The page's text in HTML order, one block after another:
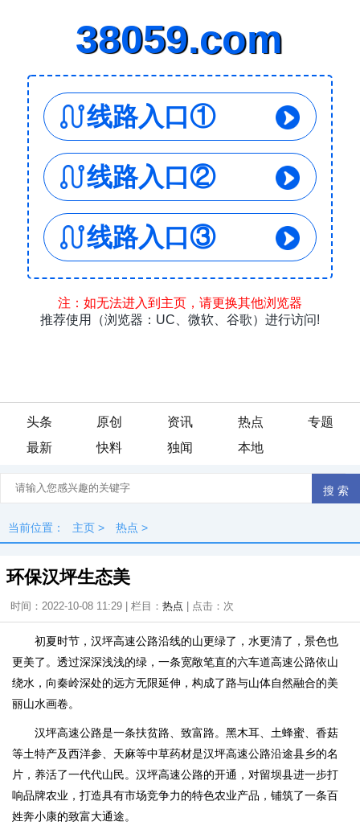
头条 原创 资讯 热点
专题
最新
快料 独闻 本地
当前位置： 主页 > 热点 >
环保汉坪生态美
时间：2022-10-08 11:29 | 栏目： 热点 | 点击： 次
初夏时节，汉坪高速公路沿线的山更绿了，水更清了，景色也
更美了。透过深深浅浅的绿，一条宽敞笔直的六车道高速公路依山
绕水，向秦岭深处的远方无限延伸，构成了路与山体自然融合的美
丽山水画卷。
汉坪高速公路是一条扶贫路、致富路。黑木耳、土蜂蜜、香菇
等土特产及西洋参、天麻等中草药材是汉坪高速公路沿途县乡的名
片，养活了一代代山民。汉坪高速公路的开通，对留坝县进一步打
响品牌农业，打造具有市场竞争力的特色农业产品，铺筑了一条百
姓奔小康的致富大通途。